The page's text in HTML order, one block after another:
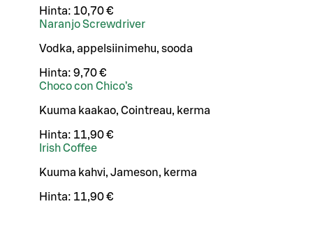
Hinta: 10,70 €
Naranjo Screwdriver
Vodka, appelsiinimehu, sooda
Hinta: 9,70 €
Choco con Chico’s
Kuuma kaakao, Cointreau, kerma
Hinta: 11,90 €
Irish Coffee
Kuuma kahvi, Jameson, kerma
Hinta: 11,90 €